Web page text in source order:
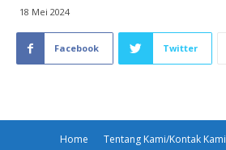
18 Mei 2024
Facebook Twitter
Home Tentang Kami/Kontak Kami